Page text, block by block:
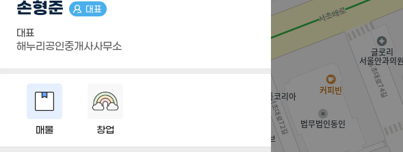
손형준 대표
대표
해누리공인중개사사무소
매물 창업